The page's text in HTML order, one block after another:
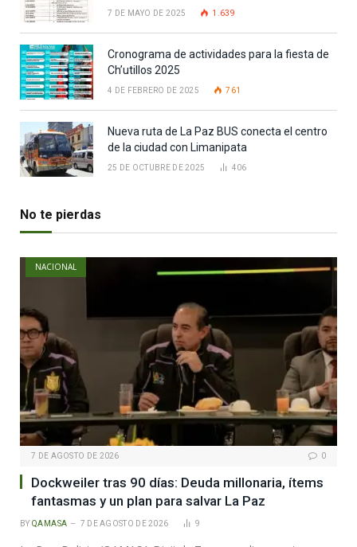
7 DE MAYO DE 2025 1.639
Cronograma de actividades para la fiesta de
Ch’utillos 2025
4 DE FEBRERO DE 2025 761
Nueva ruta de La Paz BUS conecta el centro
de la ciudad con Limanipata
25 DE OCTUBRE DE 2025 406
No te pierdas
NACIONAL
7 DE AGOSTO DE 2026 0
Dockweiler tras 90 días: Deuda millonaria, ítems
fantasmas y un plan para salvar La Paz
BY QAMASA 7 DE AGOSTO DE 2026 9